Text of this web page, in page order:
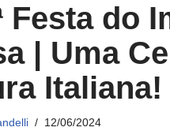
Festa do
| Uma
Italiana!
12/06/2024